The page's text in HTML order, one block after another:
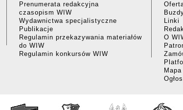
Prenumerata redakcyjna
czasopism WIW
Wydawnictwa specjalistyczne
Publikacje
Regulamin przekazywania materiałów
do WIW
Regulamin konkursów WIW
Linki
O